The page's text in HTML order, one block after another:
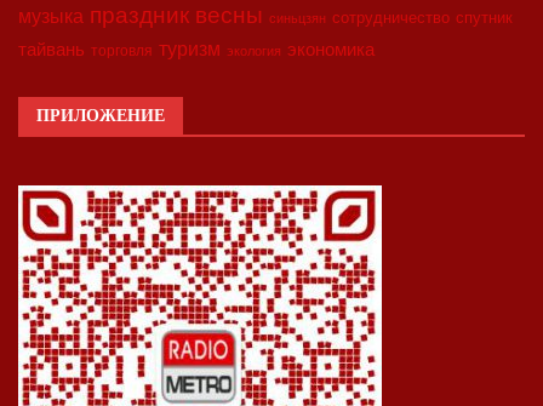
музыка праздник весны синьцзян сотрудничество спутник
тайвань торговля туризм экология экономика
ПРИЛОЖЕНИЕ